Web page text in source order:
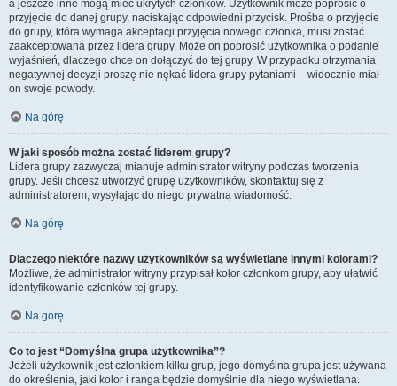
a jeszcze inne mogą mieć ukrytych członków. Użytkownik może poprosić o
przyjęcie do danej grupy, naciskając odpowiedni przycisk. Prośba o przyjęcie
do grupy, która wymaga akceptacji przyjęcia nowego członka, musi zostać
zaakceptowana przez lidera grupy. Może on poprosić użytkownika o podanie
wyjaśnień, dlaczego chce on dołączyć do tej grupy. W przypadku otrzymania
negatywnej decyzji proszę nie nękać lidera grupy pytaniami – widocznie miał
on swoje powody.
Na górę
W jaki sposób można zostać liderem grupy?
Lidera grupy zazwyczaj mianuje administrator witryny podczas tworzenia
grupy. Jeśli chcesz utworzyć grupę użytkowników, skontaktuj się z
administratorem, wysyłając do niego prywatną wiadomość.
Na górę
Dlaczego niektóre nazwy użytkowników są wyświetlane innymi kolorami?
Możliwe, że administrator witryny przypisał kolor członkom grupy, aby ułatwić
identyfikowanie członków tej grupy.
Na górę
Co to jest “Domyślna grupa użytkownika”?
Jeżeli użytkownik jest członkiem kilku grup, jego domyślna grupa jest używana
do określenia, jaki kolor i ranga będzie domyślnie dla niego wyświetlana.